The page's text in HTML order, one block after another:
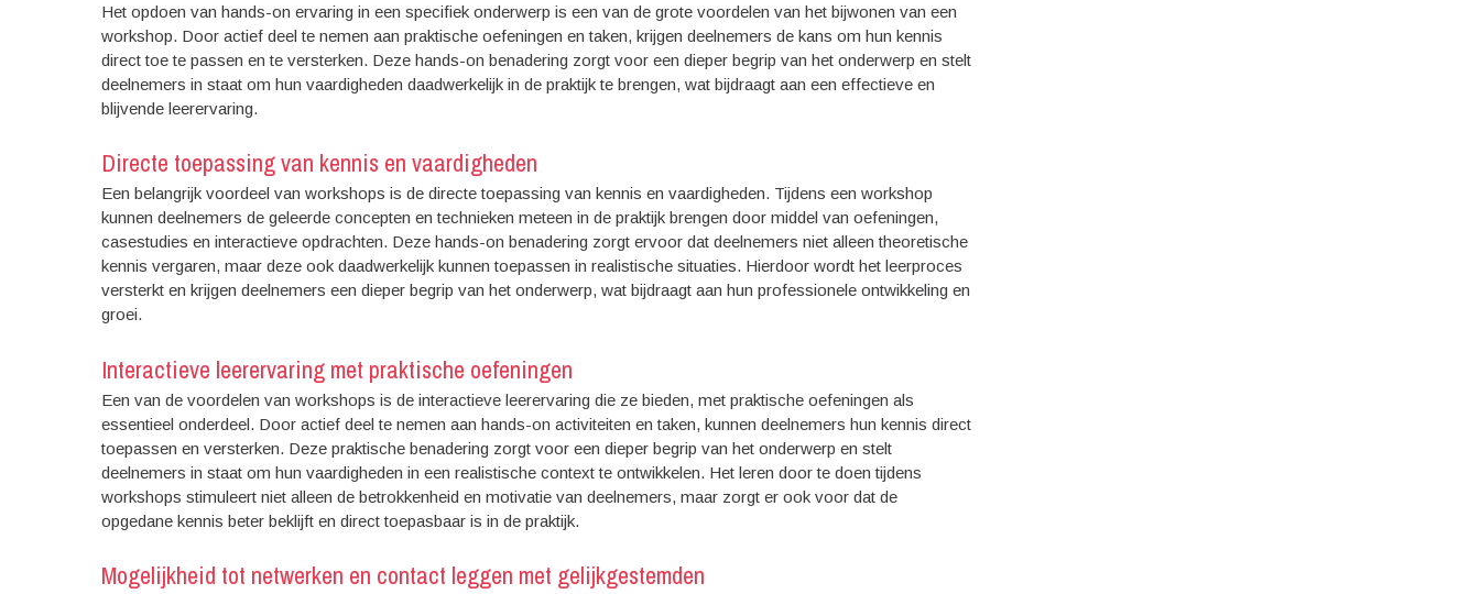
Het opdoen van hands-on ervaring in een specifiek onderwerp is een van de grote voordelen van het bijwonen van een
workshop. Door actief deel te nemen aan praktische oefeningen en taken, krijgen deelnemers de kans om hun kennis
direct toe te passen en te versterken. Deze hands-on benadering zorgt voor een dieper begrip van het onderwerp en stelt
deelnemers in staat om hun vaardigheden daadwerkelijk in de praktijk te brengen, wat bijdraagt aan een effectieve en
blijvende leerervaring.
Directe toepassing van kennis en vaardigheden
Een belangrijk voordeel van workshops is de directe toepassing van kennis en vaardigheden. Tijdens een workshop
kunnen deelnemers de geleerde concepten en technieken meteen in de praktijk brengen door middel van oefeningen,
casestudies en interactieve opdrachten. Deze hands-on benadering zorgt ervoor dat deelnemers niet alleen theoretische
kennis vergaren, maar deze ook daadwerkelijk kunnen toepassen in realistische situaties. Hierdoor wordt het leerproces
versterkt en krijgen deelnemers een dieper begrip van het onderwerp, wat bijdraagt aan hun professionele ontwikkeling en
groei.
Interactieve leerervaring met praktische oefeningen
Een van de voordelen van workshops is de interactieve leerervaring die ze bieden, met praktische oefeningen als
essentieel onderdeel. Door actief deel te nemen aan hands-on activiteiten en taken, kunnen deelnemers hun kennis direct
toepassen en versterken. Deze praktische benadering zorgt voor een dieper begrip van het onderwerp en stelt
deelnemers in staat om hun vaardigheden in een realistische context te ontwikkelen. Het leren door te doen tijdens
workshops stimuleert niet alleen de betrokkenheid en motivatie van deelnemers, maar zorgt er ook voor dat de
opgedane kennis beter beklijft en direct toepasbaar is in de praktijk.
Mogelijkheid tot netwerken en contact leggen met gelijkgestemden